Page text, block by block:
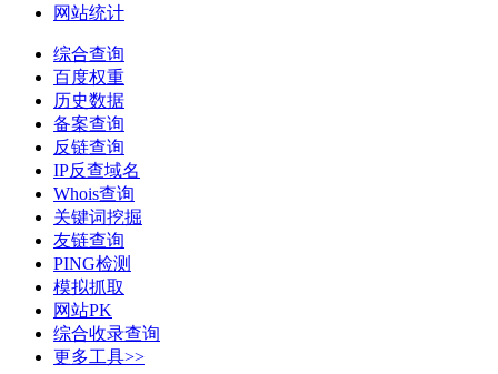
网站统计
综合查询
百度权重
历史数据
备案查询
反链查询
IP反查域名
Whois查询
关键词挖掘
友链查询
PING检测
模拟抓取
网站PK
综合收录查询
更多工具>>